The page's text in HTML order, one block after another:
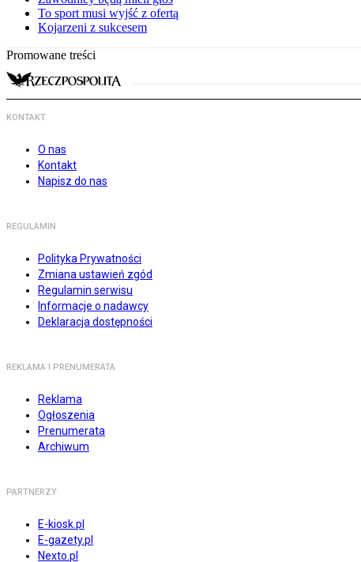
To sport musi wyjść z ofertą
Kojarzeni z sukcesem
Promowane treści
KONTAKT
O nas
Kontakt
Napisz do nas
REGULAMIN
Polityka Prywatności
Zmiana ustawień zgód
Regulamin serwisu
Informacje o nadawcy
Deklaracja dostępności
REKLAMA I PRENUMERATA
Reklama
Ogłoszenia
Prenumerata
Archiwum
PARTNERZY
E-kiosk.pl
E-gazety.pl
Nexto.pl